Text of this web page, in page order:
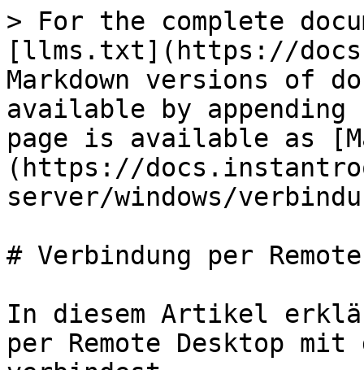
> For the complete
[llms.txt](https://
Markdown versions of
available by
page is available as
(https://
server/windows/
# Verbindung per
In diesem Artikel
per Remote Desktop mit